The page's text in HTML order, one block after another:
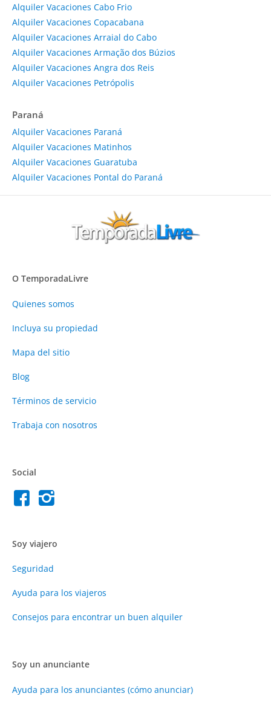
Alquiler Vacaciones Cabo Frio
Alquiler Vacaciones Copacabana
Alquiler Vacaciones Arraial do Cabo
Alquiler Vacaciones Armação dos Búzios
Alquiler Vacaciones Angra dos Reis
Alquiler Vacaciones Petrópolis
Paraná
Alquiler Vacaciones Paraná
Alquiler Vacaciones Matinhos
Alquiler Vacaciones Guaratuba
Alquiler Vacaciones Pontal do Paraná
O TemporadaLivre
Quienes somos
Incluya su propiedad
Mapa del sitio
Blog
Términos de servicio
Trabaja con nosotros
Social
Soy viajero
Seguridad
Ayuda para los viajeros
Consejos para encontrar un buen alquiler
Soy un anunciante
Ayuda para los anunciantes (cómo anunciar)